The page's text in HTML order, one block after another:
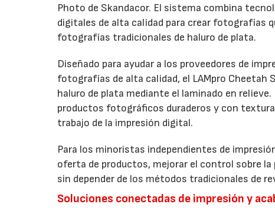
Photo de Skandacor. El sistema combina
digitales de alta calidad para crear fotografías
fotografías tradicionales de haluro de plata.
Diseñado para ayudar a los proveedores de
fotografías de alta calidad, el LAMpro
haluro de plata mediante el laminado en
productos fotográficos duraderos y con
trabajo de la impresión digital.
Para los minoristas independientes de
oferta de productos, mejorar el control sobre
sin depender de los métodos tradicionales de
Soluciones conectadas de impresión y